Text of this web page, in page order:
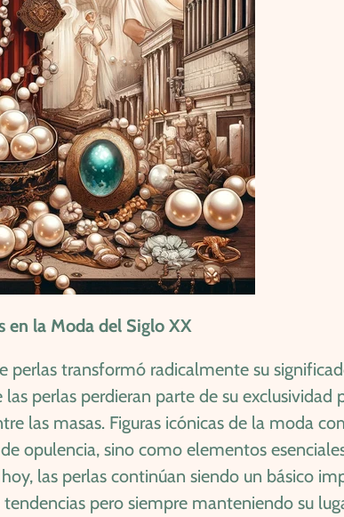
en la Moda del Siglo XX
perlas transformó radicalmente su
perlas perdieran parte de su exclusividad
las masas. Figuras icónicas de la moda
opulencia, sino como elementos
las perlas continúan siendo un básico
pero siempre manteniendo su